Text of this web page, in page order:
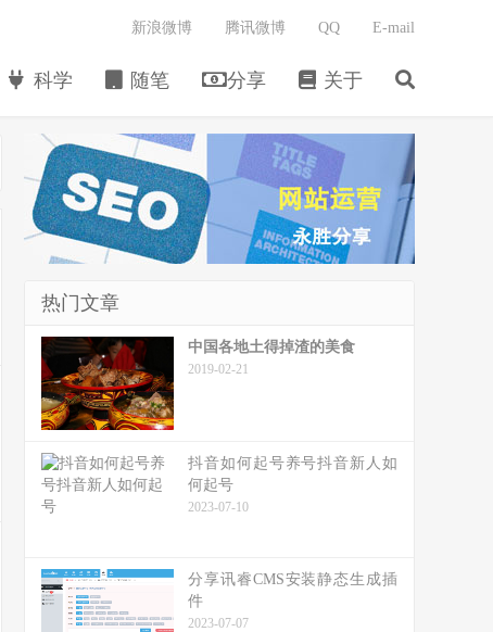
科学 随笔 分享 关于
新浪微博 腾讯微博 QQ E-mail
热门文章
中国各地土得掉渣的美食
2019-02-21
抖音如何起号养号抖音新人如
何起号
2023-07-10
分享讯睿CMS安装静态生成插
件
2023-07-07